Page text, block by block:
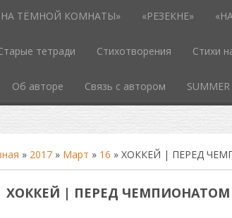
ТЁМНОЙ КОМНАТЫ» «РЕЗЕКНЕ»
тетради Стихотворения Стихи
Об авторе Связь с автором
» 2017 » Март » 16 » ХОККЕЙ | ПЕРЕД
ХОККЕЙ | ПЕРЕД ЧЕМПИОНАТОМ